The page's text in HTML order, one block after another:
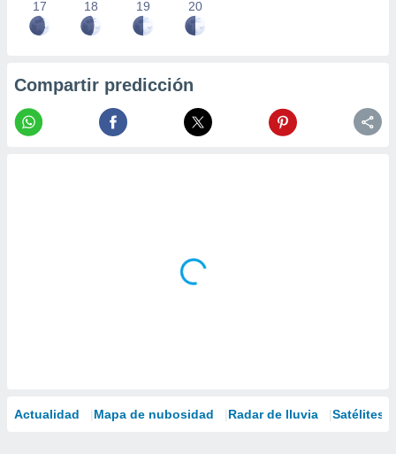
17 18 19 20
Compartir predicción
Actualidad Mapa de nubosidad Radar de lluvia Satélites